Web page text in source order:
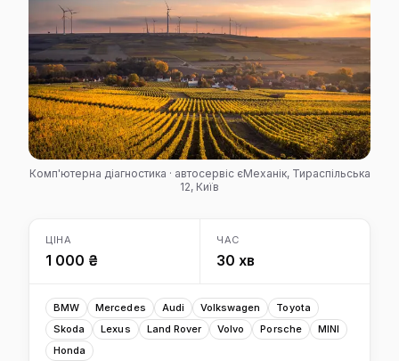
Комп'ютерна діагностика · автосервіс єМеханік, Тираспільська
12, Київ
ЦІНА
1 000 ₴
ЧАС
30 хв
BMW Mercedes Audi Volkswagen
Toyota
Skoda
Lexus Land Rover Volvo Porsche
MINI
Honda